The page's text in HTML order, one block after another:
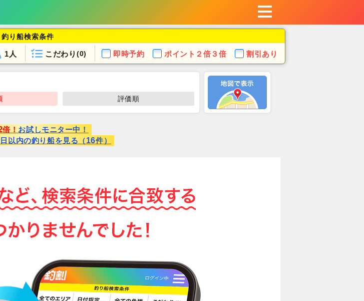
釣り船検索条件
こだわり (0)
1人 即時予約 ポイント ２倍３倍 割引あり
評価順
倍！ お試しモニター中！
日以内の釣り船を見る（16件）